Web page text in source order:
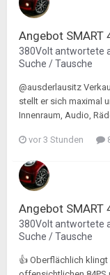
Angebot SMART
380Voltantwortete
Suche / Tausche
@ausderlausitz
stellt er sich maximal
Innenraum, Audio,
vor 3 Stunden
Angebot SMART
380Voltantwortete
Suche / Tausche
👍 Oberflächlich